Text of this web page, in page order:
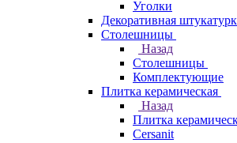
Уголки
Декоративная
Столешницы
Назад
Столешницы
Комплектующие
Плитка керамическая
Назад
Плитка
Cersanit